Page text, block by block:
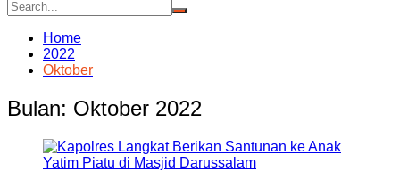
Home
2022
Oktober
Bulan: Oktober 2022